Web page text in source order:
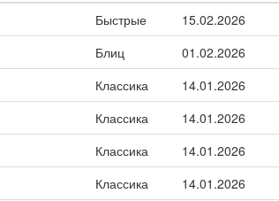
Быстрые 15.02.2026
Блиц 01.02.2026
Классика 14.01.2026
Классика 14.01.2026
Классика 14.01.2026
Классика 14.01.2026